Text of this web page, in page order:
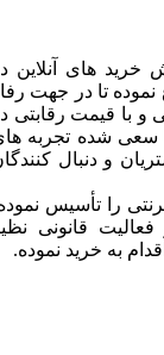
خرید های آنلاین
نموده تا در جهت
و با قیمت رقابتی
سعی شده تجربه
و دنبال
را تأسیس
فعالیت قانونی
به خرید نموده.